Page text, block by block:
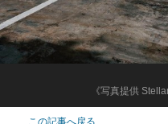
《写真提供
この記事へ戻る